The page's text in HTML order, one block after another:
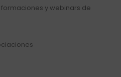
y webinars de